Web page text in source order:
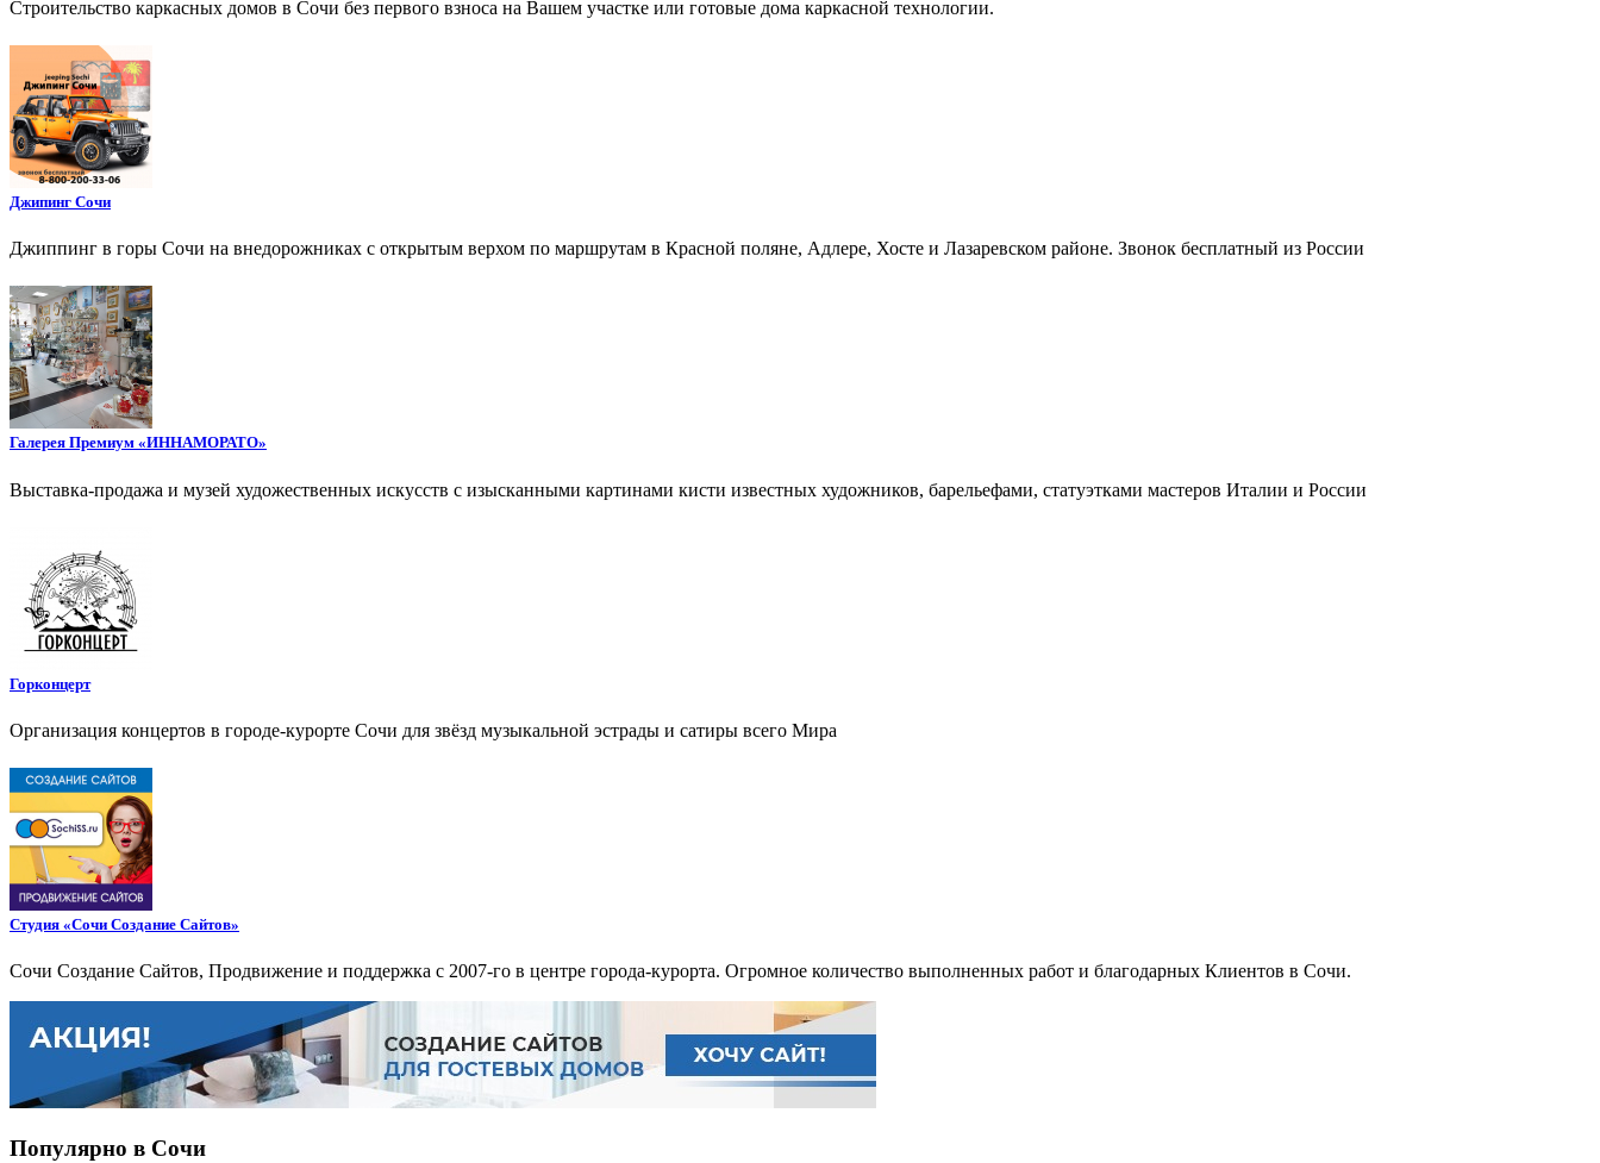
Строительство каркасных домов в Сочи без первого взноса на Вашем участке или готовые дома каркасной технологии.
Джипинг Сочи
Джиппинг в горы Сочи на внедорожниках с открытым верхом по маршрутам в Красной поляне, Адлере, Хосте и Лазаревском районе. Звонок бесплатный из России
Галерея Премиум «ИННАМОРАТО»
Выставка-продажа и музей художественных искусств с изысканными картинами кисти известных художников, барельефами, статуэтками мастеров Италии и России
Горконцерт
Организация концертов в городе-курорте Сочи для звёзд музыкальной эстрады и сатиры всего Мира
Студия «Сочи Создание Сайтов»
Сочи Создание Сайтов, Продвижение и поддержка с 2007-го в центре города-курорта. Огромное количество выполненных работ и благодарных Клиентов в Сочи.
Популярно в Сочи